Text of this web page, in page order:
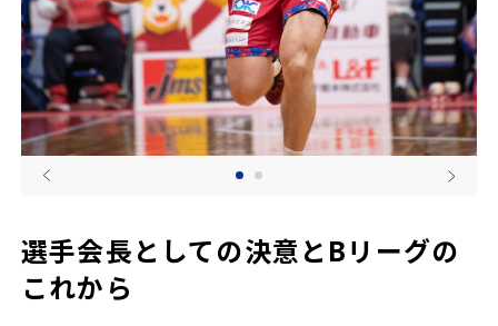
選手会長としての決意とBリーグの
これから